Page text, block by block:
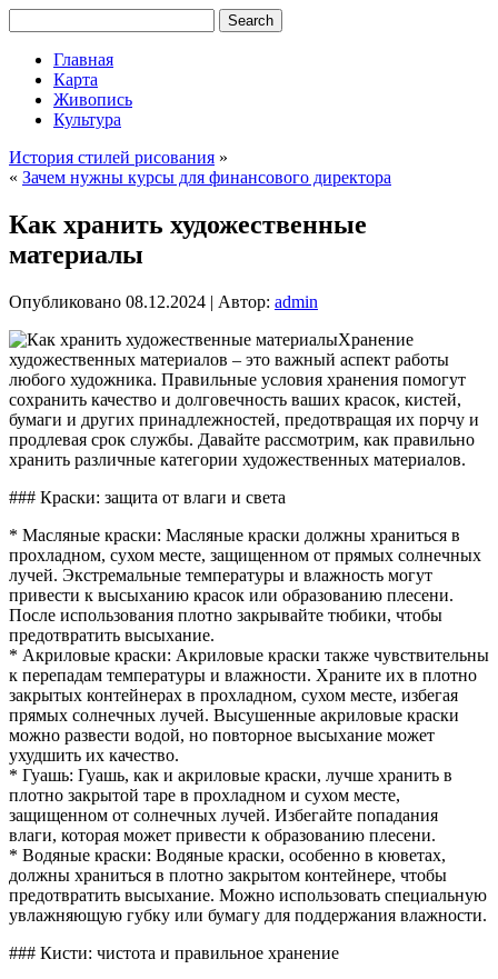
Главная
Карта
Живопись
Культура
История стилей рисования »
« Зачем нужны курсы для финансового директора
Как хранить художественные
материалы
Опубликовано 08.12.2024 | Автор: admin
Хранение
художественных материалов – это важный аспект работы
любого художника. Правильные условия хранения помогут
сохранить качество и долговечность ваших красок, кистей,
бумаги и других принадлежностей, предотвращая их порчу и
продлевая срок службы. Давайте рассмотрим, как правильно
хранить различные категории художественных материалов.
### Краски: защита от влаги и света
* Масляные краски: Масляные краски должны храниться в
прохладном, сухом месте, защищенном от прямых солнечных
лучей. Экстремальные температуры и влажность могут
привести к высыханию красок или образованию плесени.
После использования плотно закрывайте тюбики, чтобы
предотвратить высыхание.
* Акриловые краски: Акриловые краски также чувствительны
к перепадам температуры и влажности. Храните их в плотно
закрытых контейнерах в прохладном, сухом месте, избегая
прямых солнечных лучей. Высушенные акриловые краски
можно развести водой, но повторное высыхание может
ухудшить их качество.
* Гуашь: Гуашь, как и акриловые краски, лучше хранить в
плотно закрытой таре в прохладном и сухом месте,
защищенном от солнечных лучей. Избегайте попадания
влаги, которая может привести к образованию плесени.
* Водяные краски: Водяные краски, особенно в кюветах,
должны храниться в плотно закрытом контейнере, чтобы
предотвратить высыхание. Можно использовать специальную
увлажняющую губку или бумагу для поддержания влажности.
### Кисти: чистота и правильное хранение